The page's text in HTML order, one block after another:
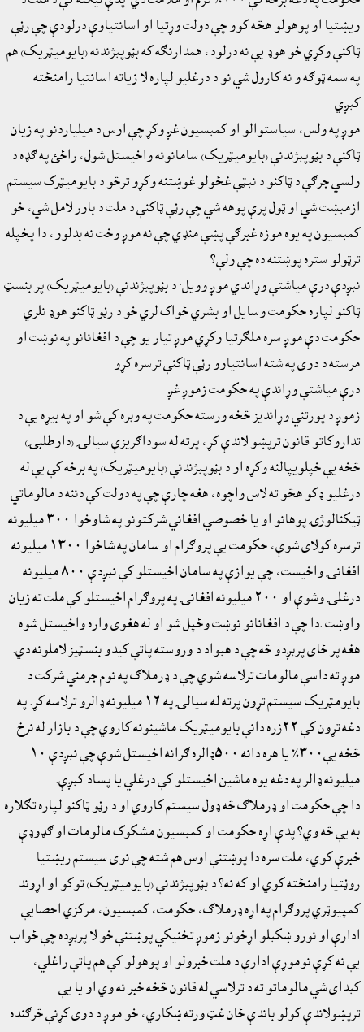
ويښتيا او پوهولو هڅه کوو چې دولت وړتيا او اسانتياوې درلودې چې رڼې
ټاکنې وکړي خو هوډ يې نه درلود، همدارنګه که بڼوپېژندنه (بايوميټريک) هم
په سمه ټوګه و نه کارول شي نو د درغليو لپاره لا زياته اسانتيا رامنځته
کېږي.
موږ په ولس، سياستوالو او کمېسيون غږ وکړ چې اوس د ميلياردنو په زيان
ټاکنې د بڼوپېژندنې (بايوميټريک) سامانونه واخيستل شول، راځئ په ګډه د
ولسي جرګې د ټاکنو د نېټې غځولو غوښتنه وکړو ترڅو د بايوميټرک سيستم
ازمېښت شي او ټول پرې پوهه شي چې رڼې ټاکنې د ملت د باور لامل شي، خو
کمېسيون په يوه موزه غبرګې پښې منډي چې نه موږ وخت نه بدلوو، دا پخپله
ترټولو ستره پوښتنه ده چې ولې؟
نېږدې درې مياشتې وړاندي موږ وويل: د بڼوپېژندنې (بايوميټريک) پر بنسټ
ټاکنو لپاره حکومت وسايل او بشري ځواک لري خو د رڼو ټاکنو هوډ نلري.
حکومت دې موږ سره ملګرتيا وکړي موږ تيار يو چې د افغانانو په نوښت او
مرسته د دوى په شته اسانتياوو رڼې ټاکنې ترسره کړو.
درې مياشتې وړاندې په حکومت زموږ غږ
زموږ د پورتني وړانديز څخه ورسته حکومت په وېره کې شو او په بيړه يې د
تداروکاتو قانون ترپښو لاندې کړ، پرته له سوداګريزې سيالۍ (داوطلبۍ)
څخه يې خپلويپالنه وکړه او د بڼوپېژندنې (بايوميټريک) په برخه کې يې له
درغليو ډکو هڅو ته لاس واچوه، هغه چارې چې په دولت کې دننه د مالوماتي
ټيکنالوژۍ پوهانو او يا خصوصي افغاني شرکتونو په شاوخوا ٣٠٠ ميليونه
ترسره کولاى شوې، حکومت يې پروګرام او سامان په شاخوا ١٣٠٠ ميليونه
افغانۍ واخيست، چې يوازې په سامان اخيستلو کې نېږدې ٨٠٠ ميليونه
درغلۍ وشوې او ٢٠٠ ميليونه افغانۍ په پروګرام اخيستلو کې ملت ته زيان
واوښت .دا چې د افغانانو نوښت وځپل شو او له هغوى واره واخيستل شوه
هغه پر ځاى پرېږدو څه چې د هېواد د وروسته پاتې کيدو بنسټيز لاملونه دي.
موږ ته داسې مالومات ترلاسه شوي چې د ډرملاګ په نوم جرمني شرکت د
بايومټريک سيستم تړون پرته له سيالۍ په ١٦ ميليونه ډالرو ترلاسه کړ. په
دغه تړون کې ٢٢زره دانې بايوميټريک ماشينونه کاروي چې د بازار له نرخ
څخه يې٣٠٠٪ يا هره دانه ٥٠٠ډالره ګرانه اخيستل شوې چې نېږدې ١٠
ميليونه ډالر په دغه يوه ماشين اخيستلو کې درغلي يا پساد کېږې.
دا چې حکومت او ډرملاګ څه ډول سيستم کاروي او د رڼو ټاکنو لپاره تګلاره
به يې څه وي؟ پدې اړه حکومت او کمېسيون مشکوک مالومات او ګډوډې
خبرې کوي، ملت سره دا پوښتنې اوس هم شته چې نوى سيستم ريښتيا
روڼتيا رامنځته کوي او که نه؟ د بڼوپېژندنې (بايوميټريک) توکو او اړوند
کمپيوټري پروګرام په اړه ډرملاګ، حکومت، کمېسيون، مرکزي احصايې
ادارې او نورو ښکېلو اړخونو زموږ تخنيکي پوښتنې خو لا پرېږده چې ځواب
يې نه کړې نوموړې ادارې د ملت خبرولو او پوهولو کې هم پاتې راغلي،
کېداى شي مالوماتو ته د ترلاسي له قانون څخه خبر نه وي او يا يې
ترپښولاندې کولو باندې ځان غټ ورته ښکاري، خو موږ د دوى کړنې څرګنده